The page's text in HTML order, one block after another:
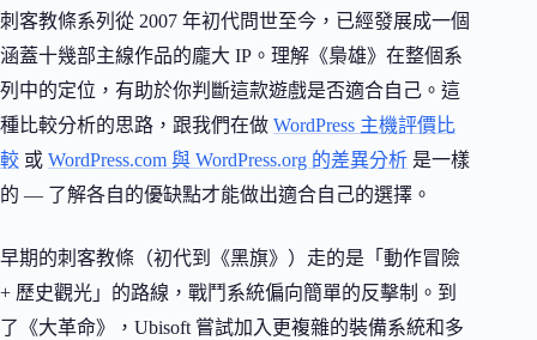
刺客教條系列從 2007 年初代問世至今，已經發展成一個
涵蓋十幾部主線作品的龐大 IP。理解《梟雄》在整個系
列中的定位，有助於你判斷這款遊戲是否適合自己。這
種比較分析的思路，跟我們在做 WordPress 主機評價比
較 或 WordPress.com 與 WordPress.org 的差異分析 是一樣
的 — 了解各自的優缺點才能做出適合自己的選擇。
早期的刺客教條（初代到《黑旗》）走的是「動作冒險
+ 歷史觀光」的路線，戰鬥系統偏向簡單的反擊制。到
了《大革命》，Ubisoft 嘗試加入更複雜的裝備系統和多